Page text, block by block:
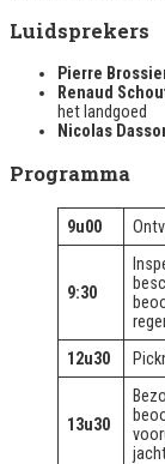
Luidsprekers
Pierre
Renaud
het landgoed
Nicolas
Programma
9u00
9:30
12u30
13u30